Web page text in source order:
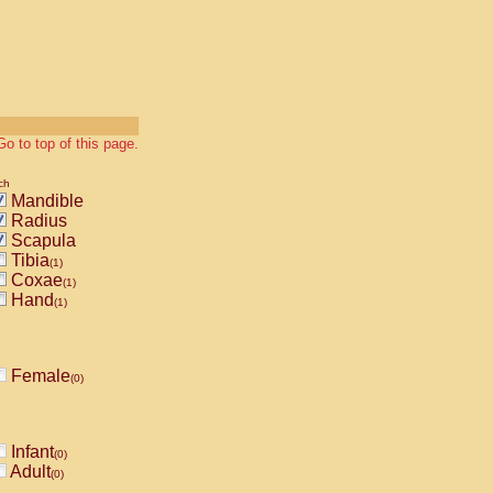
to top of this page.
Mandible
Radius
Scapula
Tibia(1)
Coxae(1)
Hand(1)
Female(0)
Infant(0)
Adult(0)